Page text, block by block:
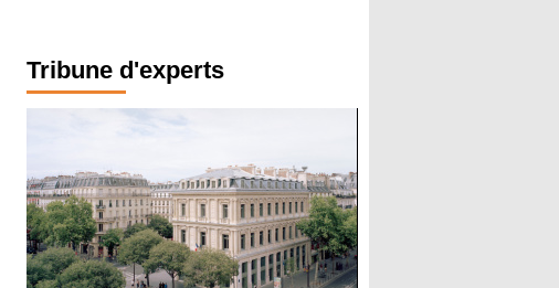
Tribune d'experts